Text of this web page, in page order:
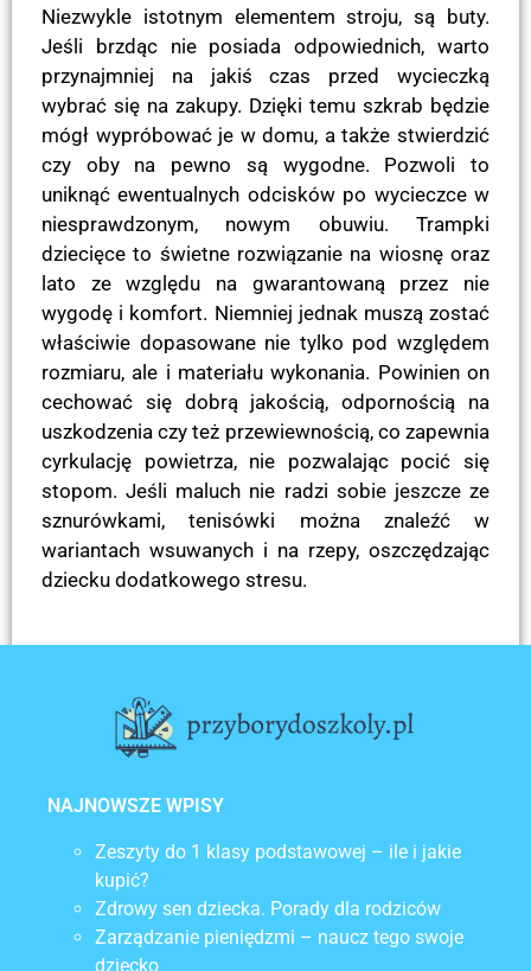
Niezwykle istotnym elementem stroju, są buty.
Jeśli brzdąc nie posiada odpowiednich, warto
przynajmniej na jakiś czas przed wycieczką
wybrać się na zakupy. Dzięki temu szkrab będzie
mógł wypróbować je w domu, a także stwierdzić
czy oby na pewno są wygodne. Pozwoli to
uniknąć ewentualnych odcisków po wycieczce w
niesprawdzonym, nowym obuwiu. Trampki
dziecięce to świetne rozwiązanie na wiosnę oraz
lato ze względu na gwarantowaną przez nie
wygodę i komfort. Niemniej jednak muszą zostać
właściwie dopasowane nie tylko pod względem
rozmiaru, ale i materiału wykonania. Powinien on
cechować się dobrą jakością, odpornością na
uszkodzenia czy też przewiewnością, co zapewnia
cyrkulację powietrza, nie pozwalając pocić się
stopom. Jeśli maluch nie radzi sobie jeszcze ze
sznurówkami, tenisówki można znaleźć w
wariantach wsuwanych i na rzepy, oszczędzając
dziecku dodatkowego stresu.
NAJNOWSZE WPISY
Zeszyty do 1 klasy podstawowej – ile i jakie
kupić?
Zdrowy sen dziecka. Porady dla rodziców
Zarządzanie pieniędzmi – naucz tego swoje
dziecko